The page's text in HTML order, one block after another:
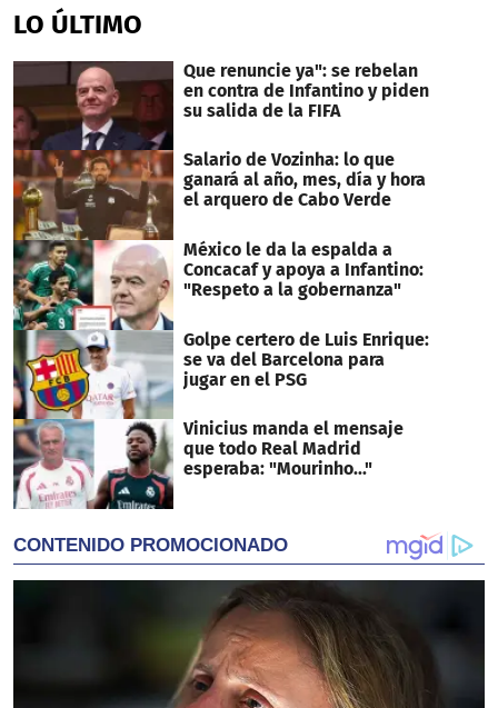
of
1
53
seconds
LO ÚLTIMO
Que renuncie ya": se rebelan
en contra de Infantino y piden
su salida de la FIFA
Salario de Vozinha: lo que
ganará al año, mes, día y hora
el arquero de Cabo Verde
México le da la espalda a
Concacaf y apoya a Infantino:
"Respeto a la gobernanza"
Golpe certero de Luis Enrique:
se va del Barcelona para
jugar en el PSG
Vinicius manda el mensaje
que todo Real Madrid
esperaba: "Mourinho..."